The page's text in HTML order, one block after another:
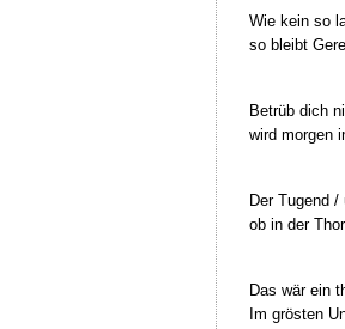
Wie kein so
so bleibt
Betrüb dich
wird morgen
Der Tugend
ob in der
Das wär ein
Im grösten